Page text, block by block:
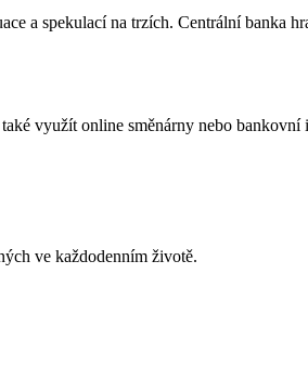
a spekulací na trzích. Centrální banka
využít online směnárny nebo bankovní
ve každodenním životě.